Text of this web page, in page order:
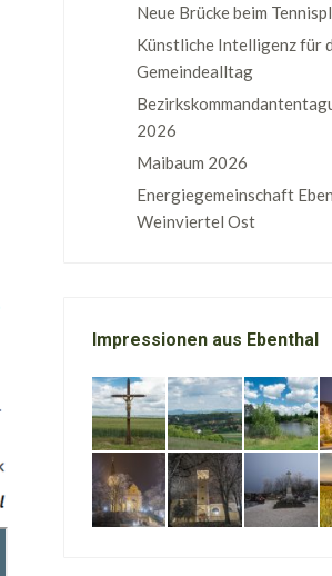
Neue Brücke beim
Künstliche Intelligenz für
Gemeindealltag
2026
Maibaum 2026
Energiegemeinschaft
Weinviertel Ost
Impressionen aus Ebenthal